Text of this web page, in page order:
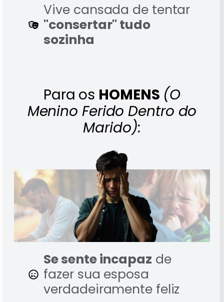
Vive cansada de tentar
"consertar" tudo
sozinha
Para os HOMENS (O
Menino Ferido Dentro do
Marido):
Se sente incapaz de
fazer sua esposa
verdadeiramente feliz